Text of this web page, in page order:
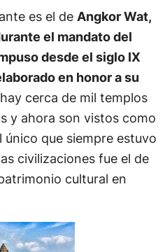
es el de Angkor Wat,
el mandato del
desde el siglo IX
en honor a su
cerca de mil templos
y ahora son vistos como
que siempre estuvo
civilizaciones fue el de
cultural en